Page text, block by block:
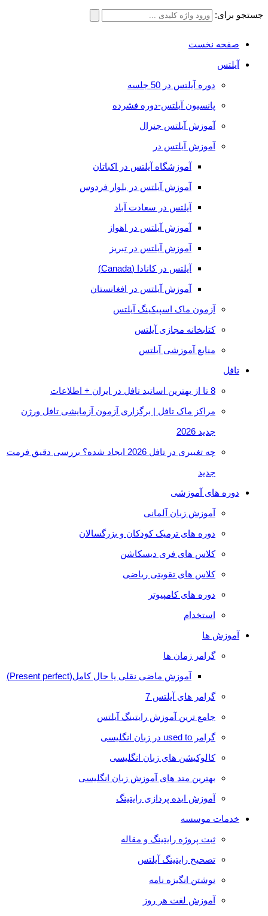
جستجو برای:
صفحه نخست
آیلتس
دوره آیلتس در 50 جلسه
پانسیون آیلتس-دوره فشرده
آموزش آیلتس جنرال
آموزش آیلتس در
آموزشگاه آیلتس در اکباتان
آموزش آیلتس در بلوار فردوس
آیلتس در سعادت آباد
آموزش آیلتس در اهواز
آموزش آیلتس در تبریز
آیلتس در کانادا (Canada)
آموزش آیلتس در افغانستان
آزمون ماک اسپیکینگ آیلتس
کتابخانه مجازی آیلتس
منابع آموزشی آیلتس
تافل
8 تا از بهترین اساتید تافل در ایران + اطلاعات
مراکز ماک تافل | برگزاری آزمون آزمایشی تافل ورژن
جدید 2026
چه تغییری در تافل 2026 ایجاد شده؟ بررسی دقیق فرمت
جدید
دوره های آموزشی
آموزش زبان آلمانی
دوره های ترمیک کودکان و بزرگسالان
کلاس های فری دیسکاشن
کلاس های تقویتی ریاضی
دوره های کامپیوتر
استخدام
آموزش ها
گرامر زمان ها
آموزش ماضی نقلی یا حال کامل(Present perfect)
گرامر های آیلتس 7
جامع ترین آموزش رایتینگ آیلتس
گرامر used to در زبان انگلیسی
کالوکیشن های زبان انگلیسی
بهترین متد های آموزش زبان انگلیسی
آموزش ایده پردازی رایتینگ
خدمات موسسه
ثبت پروژه رایتینگ و مقاله
تصحیح رایتینگ آیلتس
نوشتن انگیزه نامه
آموزش لغت هر روز